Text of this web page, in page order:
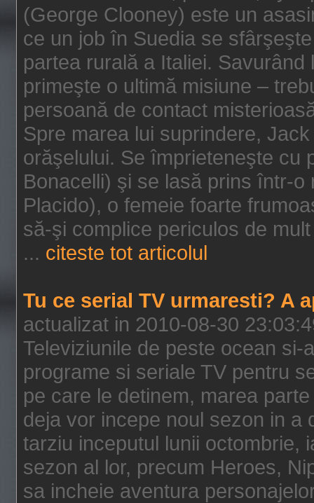
(George Clooney) este un
ce un job în Suedia se
partea rurală a Italiei.
primeşte o ultimă misiune –
persoană de contact
Spre marea lui suprindere,
orăşelului. Se împrieteneşte cu
Bonacelli) şi se lasă prins într-
Placido), o femeie foarte
să-şi complice periculos de
... citeste tot articolul
Tu ce serial TV urmaresti? A
actualizat in 2010-08-30
Televiziunile de peste ocean si-
programe si seriale TV pentru
pe care le detinem, marea
deja vor incepe noul sezon in a
tarziu inceputul lunii octombrie,
sezon al lor, precum Heroes,
sa incheie aventura